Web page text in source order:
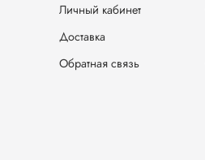
Личный кабинет
Доставка
Обратная связь